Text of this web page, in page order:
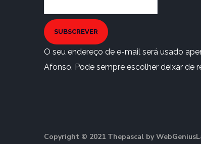
SUBSCREVER
O seu endereço de e-mail será usado
Afonso. Pode sempre escolher deixar de
Copyright © 2021 Thepascal by